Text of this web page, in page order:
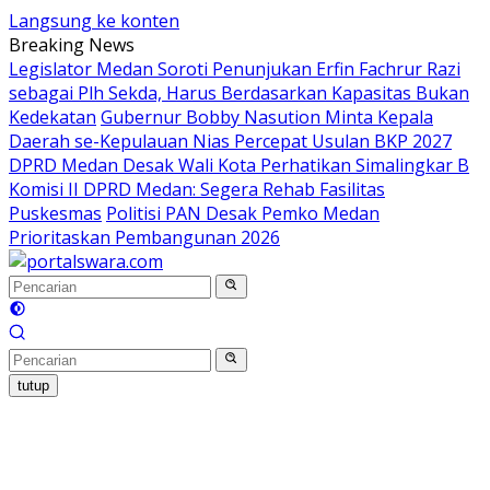
Langsung ke konten
Breaking News
Legislator Medan Soroti Penunjukan Erfin Fachrur Razi
sebagai Plh Sekda, Harus Berdasarkan Kapasitas Bukan
Kedekatan Gubernur Bobby Nasution Minta Kepala
Daerah se-Kepulauan Nias Percepat Usulan BKP 2027
DPRD Medan Desak Wali Kota Perhatikan Simalingkar B
Komisi II DPRD Medan: Segera Rehab Fasilitas
Puskesmas Politisi PAN Desak Pemko Medan
Prioritaskan Pembangunan 2026
tutup